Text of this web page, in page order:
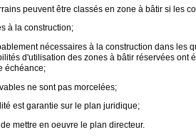
peuvent être classés en zone à bâtir si les
à la construction;
nécessaires à la construction dans les
d'utilisation des zones à bâtir réservées ont
échéance;
ne sont pas morcelées;
est garantie sur le plan juridique;
mettre en oeuvre le plan directeur.